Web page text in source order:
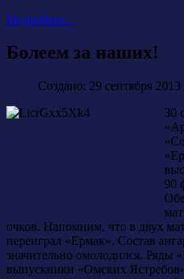
Подробнее...
Болеем за наших!
Создано: 29 сентября 2013
30
90
очков. Напомним, что в двух
переиграл «Ермак». Состав
значительно омолодился. Ряды
выпускники «Омских